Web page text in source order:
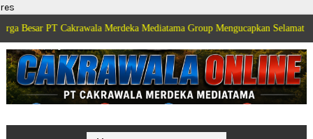
res
Cakrawala Merdeka Mediatama Group Mengucapkan Selamat Dirgahayu